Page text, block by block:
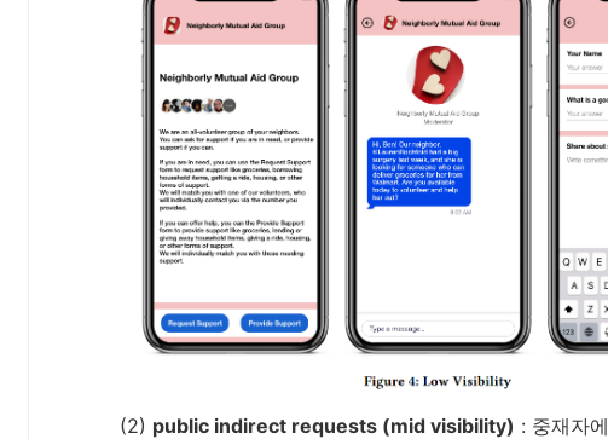
(2) public indirect requests (mid visibility) : 중재자